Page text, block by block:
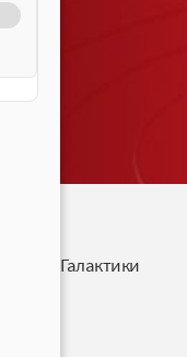
Зубной Галактики